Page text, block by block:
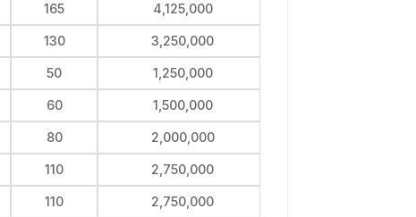
165 4,125,000
130 3,250,000
50 1,250,000
60 1,500,000
80 2,000,000
110 2,750,000
110 2,750,000